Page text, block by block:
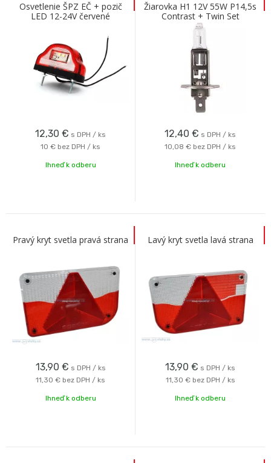
Osvetlenie ŠPZ EČ + pozič
LED 12-24V červené
12,30 € s DPH / ks
10 € bez DPH / ks
Ihneď k odberu
Žiarovka H1 12V 55W P14,5s
Contrast + Twin Set
12,40 € s DPH / ks
10,08 € bez DPH / ks
Ihneď k odberu
Pravý kryt svetla pravá strana
13,90 € s DPH / ks
11,30 € bez DPH / ks
Ihneď k odberu
Lavý kryt svetla lavá strana
13,90 € s DPH / ks
11,30 € bez DPH / ks
Ihneď k odberu